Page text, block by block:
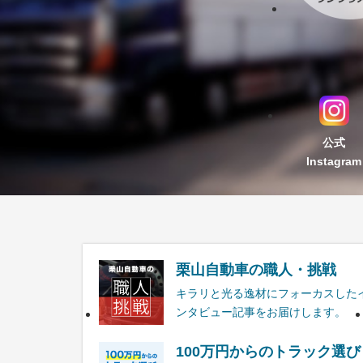
公式
Instagram
栗山自動車の職人・挑戦
キラリと光る逸材にフォーカスした
ンタビュー記事をお届けします。
100万円からのトラック選び